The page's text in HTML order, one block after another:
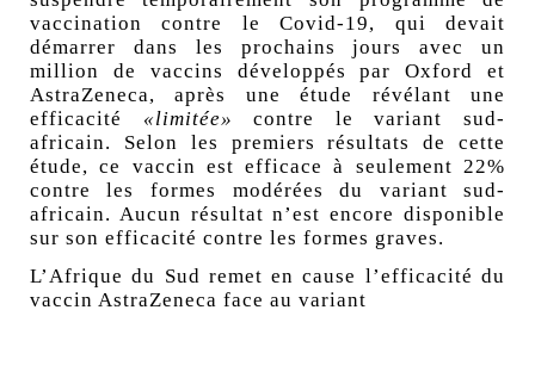
vaccination contre le Covid-19, qui devait
démarrer dans les prochains jours avec un
million de vaccins développés par Oxford et
AstraZeneca, après une étude révélant une
efficacité «limitée»contre le variant sud-
africain. Selon les premiers résultats de cette
étude, ce vaccin est efficace à seulement 22%
contre les formes modérées du variant sud-
africain. Aucun résultat n’est encore disponible
sur son efficacité contre les formes graves.
L’Afrique du Sud remet en cause l’efficacité du
vaccin AstraZeneca face au variant